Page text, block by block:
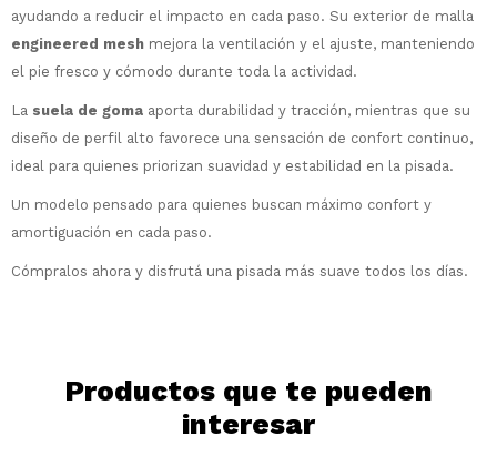
ayudando a reducir el impacto en cada paso. Su exterior de malla
engineered mesh mejora la ventilación y el ajuste, manteniendo
el pie fresco y cómodo durante toda la actividad.
La suela de goma aporta durabilidad y tracción, mientras que su
diseño de perfil alto favorece una sensación de confort continuo,
ideal para quienes priorizan suavidad y estabilidad en la pisada.
Un modelo pensado para quienes buscan máximo confort y
amortiguación en cada paso.
Cómpralos ahora y disfrutá una pisada más suave todos los días.
Productos que te pueden
interesar
Después, hasta en 12
cuotas y sin tocar tu
tarjeta de crédito
Comprá en 3 cuotas sin recargo o hasta
en 12 cuotas * ¡Solo con tu cédula!
* sujeto aprobación crediticia.
con Pago Después:
Cédula de identidad
Celular
Fecha de nacimiento
Estás calificado para comprar usando Pago
Después.
que prefieras!
Elegí tus productos preferidos
Elegís Pago Después como metodo de pago
Ups!
Parece que no tenes oferta, lamentamos
contactanos en
preguntas@pagodespues.com.uy
¡Algo salió mal!
Por favor intenta nuevamente mas tarde.